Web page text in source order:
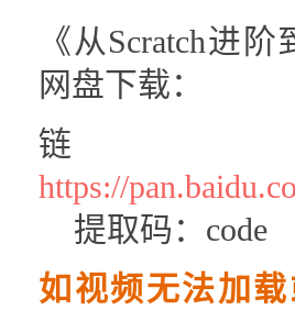
《从Scratch进
网盘下载：
https://
提取码：code
如视频无法加